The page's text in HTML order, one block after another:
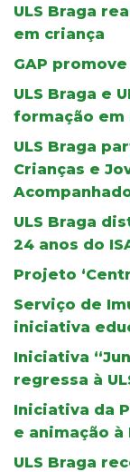
ULS Braga
em criança
GAP
ULS Braga e
formação em
ULS Braga
Crianças e
ULS Braga
24 anos do
Projeto
Serviço de
iniciativa
Iniciativa
regressa à
Iniciativa da
e animação
ULS Braga